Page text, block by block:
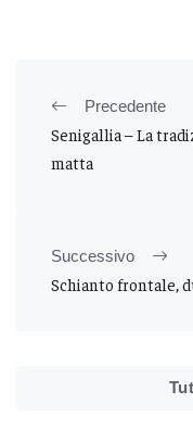
Precedente
Senigallia – La
matta
Successivo
Schianto frontale,